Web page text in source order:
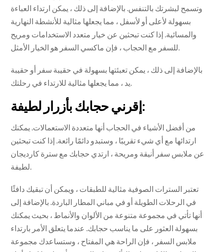
وتسمح لبشرتك بالتنفس. بالإضافة إلى ذلك ، يمكن ارتداء العباءة
بسهولة لأعلى أو لأسفل ، مما يجعلها مثالية للأنشطة النهارية
والمسائية. إذا كنت تبحثين عن خيار متعدد الاستخدامات ومريح
بالإضافة إلى ذلك ، يمكن تعبئتها بسهولة في حقيبة سفر أو حقيبة
يد ، مما يجعلها مثالية للارتداء في رحلتك.
إقرني حجابك بأزرار لطيفة:
من أفضل الأشياء في الحجاب أنها متعددة الاستعمالات. يمكنك
ارتدائها مع أي شيء تقريبًا ، وستبدو دائمًا رائعة. إذا كنت تبحثين
عن ملابس سفر أنيقة ومريحة ، ارتدي حجابك مع سترة كارديجان
تعتبر السترات الصوفية مثالية للطبقات ، ويمكن أن تبقيك دافئًا
في الرحلات الطويلة أو في مباني المطار الباردة. بالإضافة إلى
أنها تأتي في مجموعة متنوعة من الألوان والأنماط ، بحيث يمكنك
بسهولة العثور على ما يناسب حجابك. عندما يتعلق الأمر بارتداء
ملابس السفر ، فإن الراحة هي المفتاح ، وستساعدك مجموعة